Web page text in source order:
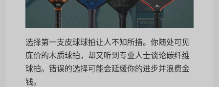
选择第一支皮球球拍让人不知所措。你随处可见
廉价的木质球拍，却又听到专业人士谈论碳纤维
球拍。错误的选择可能会延缓你的进步并浪费金
钱。